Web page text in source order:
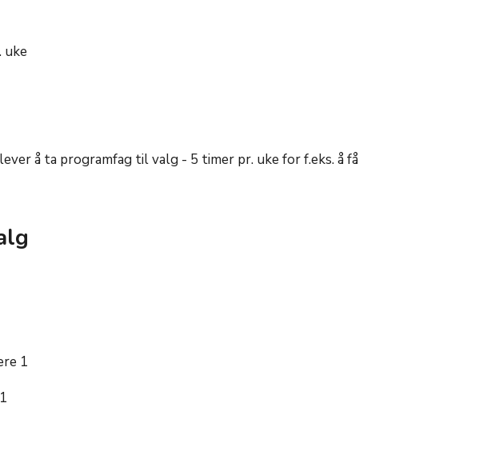
uke
å ta programfag til valg - 5 timer pr. uke for f.eks. å få
1